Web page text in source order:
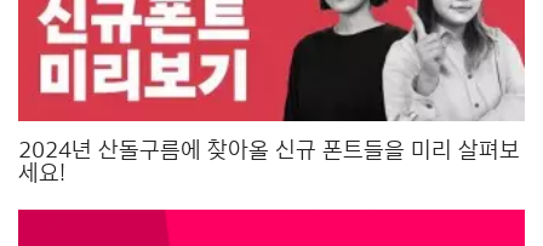
2024년 산돌구름에 찾아올 신규 폰트들을 미리 살펴보
세요!